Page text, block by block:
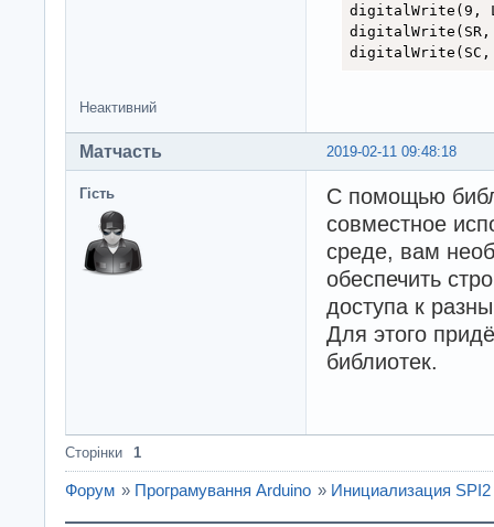
digitalWrite(9,
digitalWrite(SR,
digitalWrite(SC,
Неактивний
2019-02-11 09:48:18
Матчасть
Гість
С помощью
совместное
среде, вам
обеспечить
доступа к
Для этого
библиотек.
Сторінки 1
Форум » Програмування Arduino » Инициализация